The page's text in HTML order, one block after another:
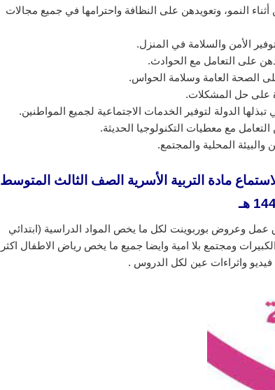
النمو، وتعويدهن على النظافة واحترامها في جميع مجالات
الأمن والسلامة في المنزل.
على التعامل مع الحوادث.
الصحة العامة وسلامة الحواس.
على حل المشكلات.
تبذلها الدولة لتوفير الخدمات الاجتماعية لجميع المواطنين.
مع معطيات التكنولوجيا الحديثة.
المحلية والمجتمع.
مادة التربية الأسرية الصف الثالث المتوسط
هـ
وعروض بوربوينت لكل ما يخص المواد الدراسية (ابتدائي
ومجتمع بلا امية وايضا جميع ما يخص رياض الاطفال اكثر
واثراءات عين لكل الدروس .